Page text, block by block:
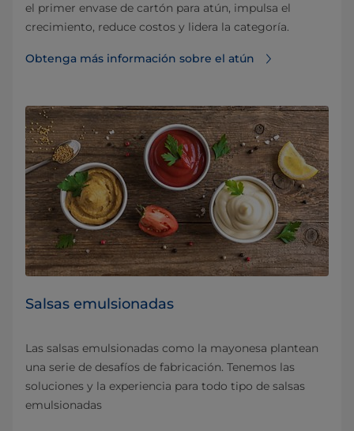
el primer envase de cartón para atún, impulsa el
crecimiento, reduce costos y lidera la categoría.
Obtenga más información sobre el atún
Salsas emulsionadas
Las salsas emulsionadas como la mayonesa plantean
una serie de desafíos de fabricación. Tenemos las
soluciones y la experiencia para todo tipo de salsas
emulsionadas